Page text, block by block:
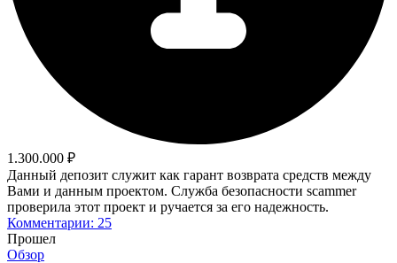
1.300.000 ₽
Данный депозит служит как гарант возврата средств между
Вами и данным проектом. Служба безопасности scammer
проверила этот проект и ручается за его надежность.
Комментарии: 25
Прошел
Обзор